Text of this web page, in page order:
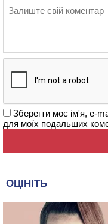
Зберегти моє ім'я, e-
для моїх подальших